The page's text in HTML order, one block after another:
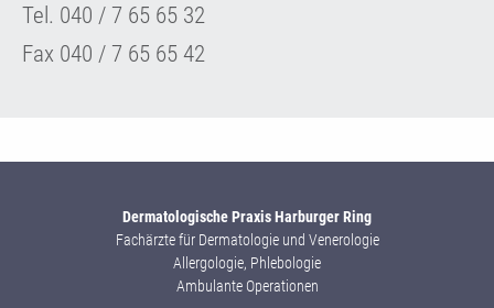
Tel. 040 / 7 65 65 32
Fax 040 / 7 65 65 42
Dermatologische Praxis Harburger Ring
Fachärzte für Dermatologie und Venerologie
Allergologie, Phlebologie
Ambulante Operationen